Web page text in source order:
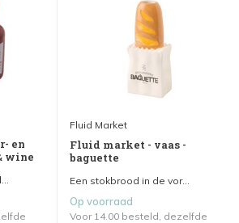
en
wine
Fluid Market
Fluid market - vaas -
baguette
Een stokbrood in de vor...
Op voorraad
Voor 14.00 besteld, dezelfde